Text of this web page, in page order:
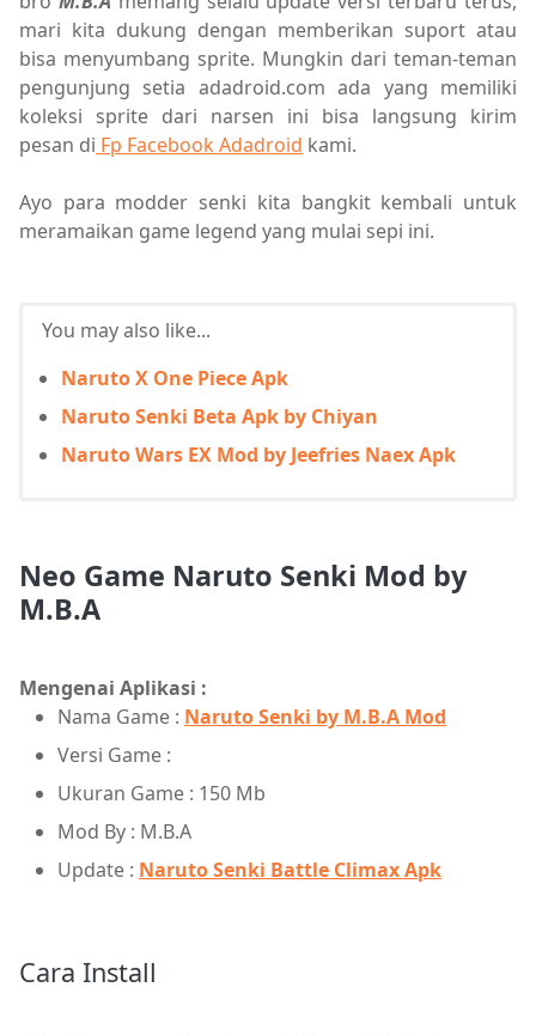
mari kita dukung dengan memberikan suport atau
bisa menyumbang sprite. Mungkin dari teman-teman
pengunjung setia adadroid.com ada yang memiliki
koleksi sprite dari narsen ini bisa langsung kirim
pesan di Fp Facebook Adadroid kami.
Ayo para modder senki kita bangkit kembali untuk
meramaikan game legend yang mulai sepi ini.
You may also like...
Naruto X One Piece Apk
Naruto Senki Beta Apk by Chiyan
Naruto Wars EX Mod by Jeefries Naex Apk
Neo Game Naruto Senki Mod by
M.B.A
Mengenai Aplikasi :
Nama Game : Naruto Senki by M.B.A Mod
Versi Game :
Ukuran Game : 150 Mb
Mod By : M.B.A
Update : Naruto Senki Battle Climax Apk
Cara Install